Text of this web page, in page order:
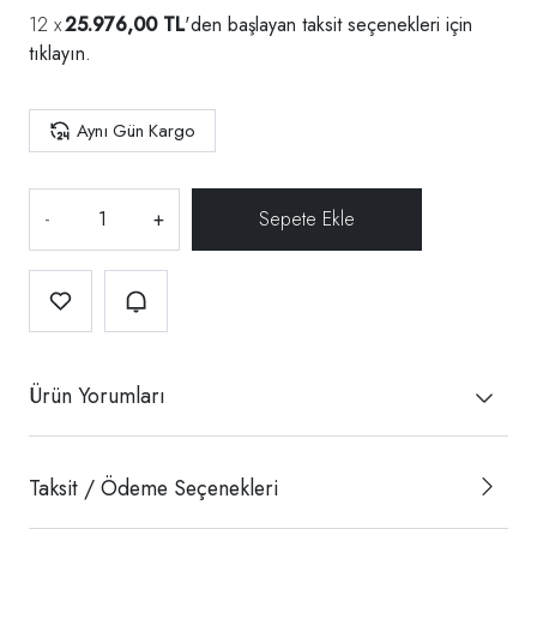
25.976,00 TL'den başlayan taksit seçenekleri için
tıklayın.
Aynı Gün Kargo
- +
Ürün Yorumları
Taksit / Ödeme Seçenekleri